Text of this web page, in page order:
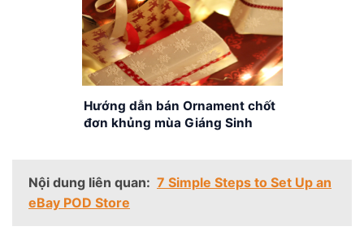
Hướng dẫn bán Ornament chốt
đơn khủng mùa Giáng Sinh
Nội dung liên quan: 7 Simple Steps to Set Up an
eBay POD Store